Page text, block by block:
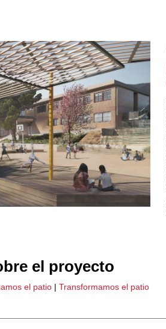
el proyecto
el patio | Transformamos el patio